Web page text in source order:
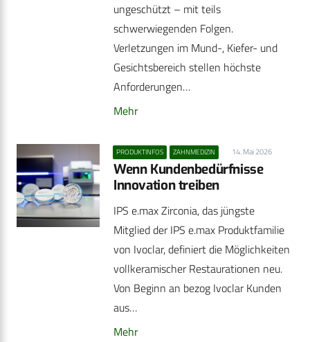
ungeschützt – mit teils
schwerwiegenden Folgen.
Verletzungen im Mund-, Kiefer- und
Gesichtsbereich stellen höchste
Anforderungen…
Mehr
PRODUKTINFOS ZAHNMEDIZIN 14. Mai 2026
Wenn Kundenbedürfnisse
Innovation treiben
IPS e.max Zirconia, das jüngste
Mitglied der IPS e.max Produktfamilie
von Ivoclar, definiert die Möglichkeiten
vollkeramischer Restaurationen neu.
Von Beginn an bezog Ivoclar Kunden
aus…
Mehr